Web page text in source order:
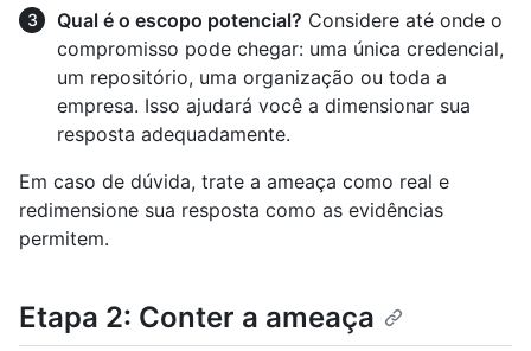
Qual é o escopo potencial? Considere até onde o
compromisso pode chegar: uma única credencial,
um repositório, uma organização ou toda a
empresa. Isso ajudará você a dimensionar sua
resposta adequadamente.
Em caso de dúvida, trate a ameaça como real e
redimensione sua resposta como as evidências
permitem.
Etapa 2: Conter a ameaça